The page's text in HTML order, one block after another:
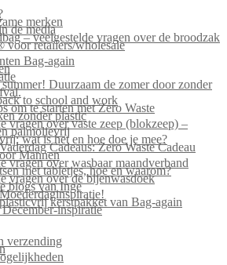
merken
de media
– veelgestelde vragen over de broodzak
voor retailers/wholesale
Bag-again
Duurzaam de zomer door zonder
to school and work
om te starten met Zero Waste
zonder plastic
vragen over vaste zeep (blokzeep) –
palmolievrij
wat is het en hoe doe je mee?
Cadeaus: Zero Waste Cadeau
Mannen
vragen over wasbaar maandverband
met tabletjes, hoe en waarom?
vragen over de bijenwasdoek
blogs van Inge
kerstpakket van Bag-again
inspiratie
verzending